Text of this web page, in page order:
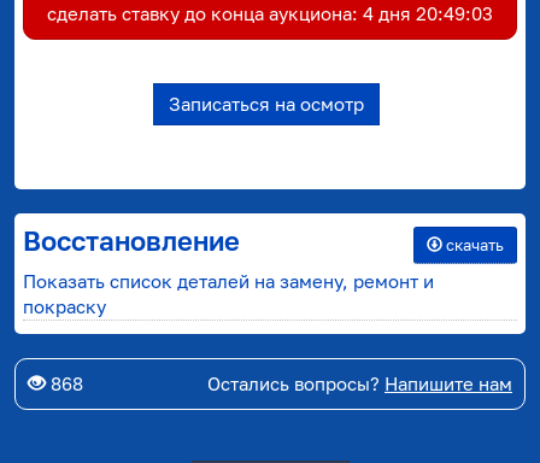
cделать ставку до конца аукциона: 4 дня 20:49:03
Записаться на осмотр
Восстановление скачать
Показать список деталей на замену, ремонт и
покраску
868 Остались вопросы? Напишите нам